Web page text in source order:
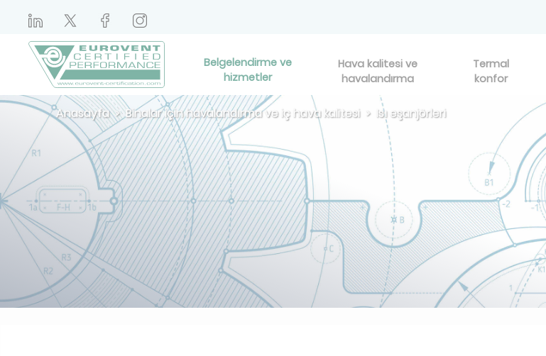
Belgelendirme ve
hizmetler
Hava kalitesi ve
havalandırma
Termal
konfor
Anasayfa Binalar için havalandırma ve iç hava kalitesi Isı eşanjörleri